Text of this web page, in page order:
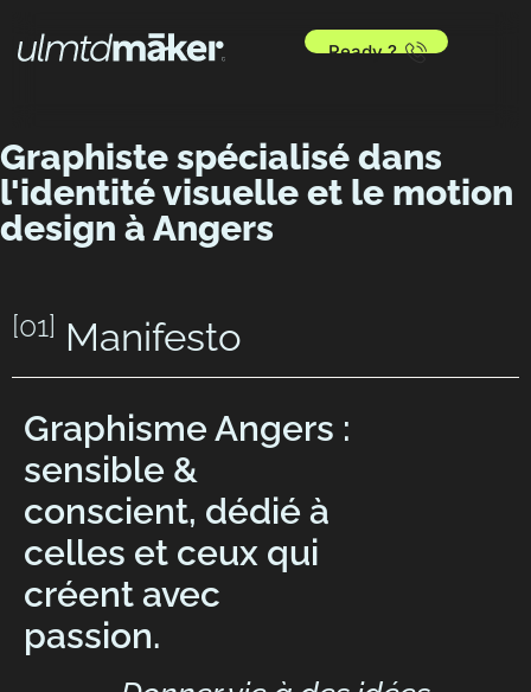
Ready ?
Graphiste spécialisé dans
l'identité visuelle et le motion
design à Angers
[01] Manifesto
Graphisme Angers :
sensible &
conscient, dédié à
celles et ceux qui
créent avec
passion.